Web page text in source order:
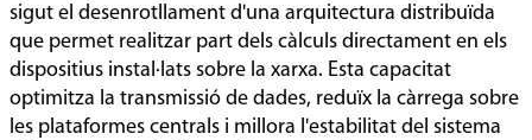
sigut el desenrotllament d'una arquitectura distribuïda
que permet realitzar part dels càlculs directament en els
dispositius instal·lats sobre la xarxa. Esta capacitat
optimitza la transmissió de dades, reduïx la càrrega sobre
les plataformes centrals i millora l'estabilitat del sistema